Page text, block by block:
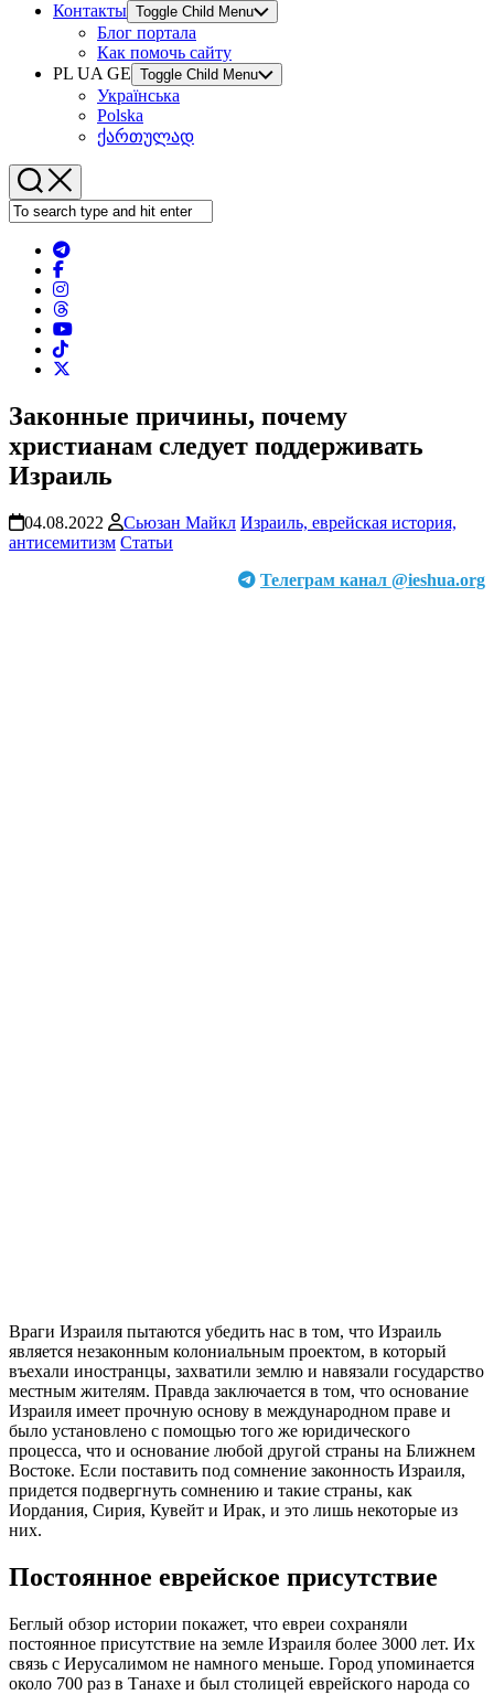
Контакты Toggle Child Menu
Блог портала
Как помочь сайту
PL UA GE Toggle Child Menu
Українська
Polska
ქართულად
Законные причины, почему
христианам следует поддерживать
Израиль
04.08.2022 Сьюзан Майкл Израиль, еврейская история,
антисемитизм Статьи
Телеграм канал @ieshua.org
Враги Израиля пытаются убедить нас в том, что Израиль
является незаконным колониальным проектом, в который
въехали иностранцы, захватили землю и навязали государство
местным жителям. Правда заключается в том, что основание
Израиля имеет прочную основу в международном праве и
было установлено с помощью того же юридического
процесса, что и основание любой другой страны на Ближнем
Востоке. Если поставить под сомнение законность Израиля,
придется подвергнуть сомнению и такие страны, как
Иордания, Сирия, Кувейт и Ирак, и это лишь некоторые из
них.
Постоянное еврейское присутствие
Беглый обзор истории покажет, что евреи сохраняли
постоянное присутствие на земле Израиля более 3000 лет. Их
связь с Иерусалимом не намного меньше. Город упоминается
около 700 раз в Танахе и был столицей еврейского народа со